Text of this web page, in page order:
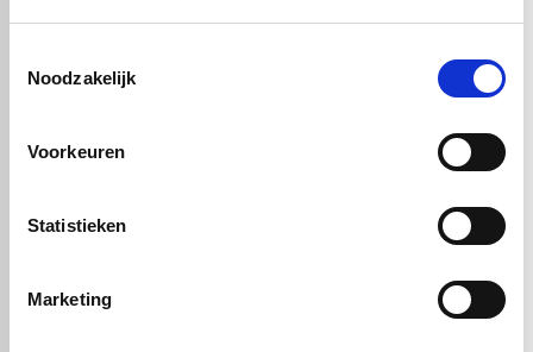
Noodzakelijk
Voorkeuren
Statistieken
Marketing
SDR11